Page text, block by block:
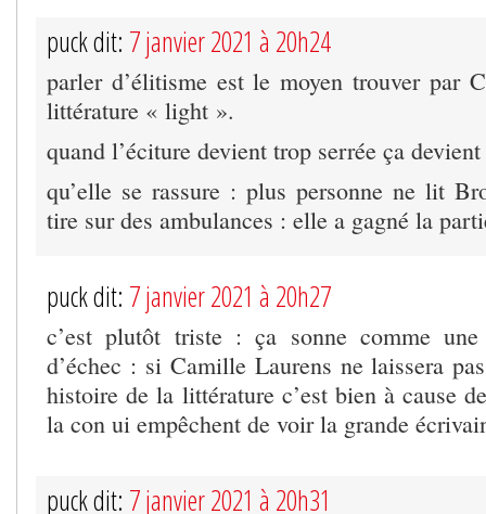
puck dit: 7 janvier 2021 à 20h24
parler d’élitisme est le moyen trouver par
littérature « light ».
quand l’éciture devient trop serrée ça
qu’elle se rassure : plus personne ne lit
tire sur des ambulances : elle a gagné la
puck dit: 7 janvier 2021 à 20h27
c’est plutôt triste : ça sonne comme une
d’échec : si Camille Laurens ne laissera
histoire de la littérature c’est bien à cause
la con ui empêchent de voir la grande
puck dit: 7 janvier 2021 à 20h31